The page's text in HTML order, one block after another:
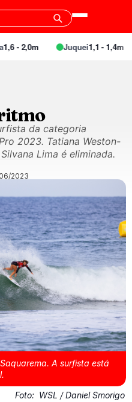
Juquei1,1 - 1,4m
da categoria
2023. Tatiana Weston-
Lima é eliminada.
2023
A surfista está
Foto: WSL / Daniel Smorigo